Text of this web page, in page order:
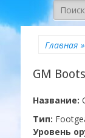
Поиск:
Главная »
GM Boots
Название:
Тип:
Уровень